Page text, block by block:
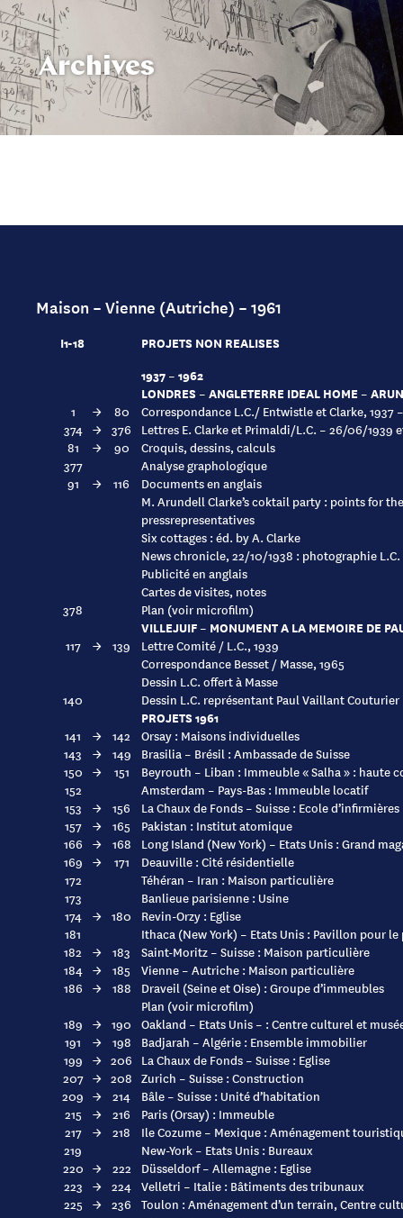
Archives
Maison – Vienne (Autriche) – 1961
I1-18
PROJETS NON REALISES
1937 – 1962
LONDRES – ANGLETERRE IDEAL HOME –
1 → 80
Correspondance L.C./ Entwistle et Clarke, 1937
374 → 376
Lettres E. Clarke et Primaldi/L.C. – 26/06/1939
81
→ 90
Croquis, dessins, calculs
377
Analyse graphologique
91
→ 116
Documents en anglais
M. Arundell Clarke’s coktail party : points for
pressrepresentatives
Six cottages : éd. by A. Clarke
News chronicle, 22/10/1938 : photographie
Publicité en anglais
Cartes de visites, notes
378
Plan (voir microfilm)
VILLEJUIF – MONUMENT A LA MEMOIRE DE
117 → 139
Lettre Comité / L.C., 1939
Correspondance Besset / Masse, 1965
Dessin L.C. offert à Masse
140
Dessin L.C. représentant Paul Vaillant Couturier
PROJETS 1961
141 → 142 Orsay : Maisons individuelles
143
→ 149
Brasilia – Brésil : Ambassade de Suisse
150 → 151
Beyrouth – Liban : Immeuble « Salha » : haute
152
Amsterdam – Pays-Bas : Immeuble locatif
153
→ 156
La Chaux de Fonds – Suisse : Ecole d’infirmières
157
→ 165
Pakistan : Institut atomique
166 → 168
Long Island (New York) – Etats Unis : Grand
169 → 171
Deauville : Cité résidentielle
172
Téhéran – Iran : Maison particulière
173
Banlieue parisienne : Usine
174
→ 180
Revin-Orzy : Eglise
181
Ithaca (New York) – Etats Unis : Pavillon pour
182 → 183
Saint-Moritz – Suisse : Maison particulière
184 → 185
Vienne – Autriche : Maison particulière
186 → 188
Draveil (Seine et Oise) : Groupe d’immeubles
Plan (voir microfilm)
189 → 190 Oakland – Etats Unis – : Centre culturel et
191
→ 198
Badjarah – Algérie : Ensemble immobilier
199 → 206 La Chaux de Fonds – Suisse : Eglise
207 → 208 Zurich – Suisse : Construction
209 → 214
Bâle – Suisse : Unité d’habitation
215
→ 216
Paris (Orsay) : Immeuble
217
→ 218
Ile Cozume – Mexique : Aménagement
219
New-York – Etats Unis : Bureaux
220 → 222
Düsseldorf – Allemagne : Eglise
223 → 224 Velletri – Italie : Bâtiments des tribunaux
225 → 236 Toulon : Aménagement d’un terrain, Centre